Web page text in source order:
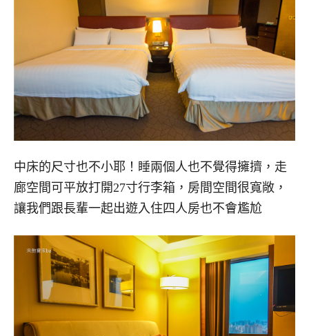
中床的尺寸也不小耶！睡兩個人也不覺得擁擠，走
廊空間可平放打開27寸行李箱，房間空間很寬敞，
讓我們跟長輩一起出遊入住四人房也不會尷尬